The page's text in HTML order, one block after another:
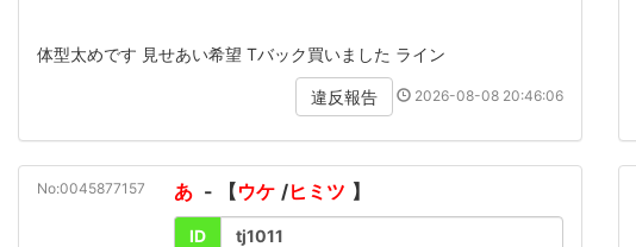
体型太めです 見せあい希望 Tバック買いました ライン
違反報告 2026-08-08 20:46:06
No:0045877157 あ - 【ウケ /ヒミツ 】
ID tj1011